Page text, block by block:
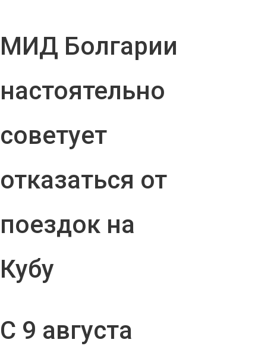
МИД Болгарии
настоятельно
советует
отказаться от
поездок на
Кубу
С 9 августа